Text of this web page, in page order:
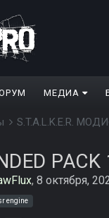
МЕДИА
S.T.A.L.K.E.R.
, 8 октября,
engine